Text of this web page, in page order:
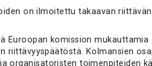
on ilmoitettu takaavan
Euroopan komission mukauttamia
riittävyyspäätöstä. Kolmansien
organisatoristen toimenpiteiden